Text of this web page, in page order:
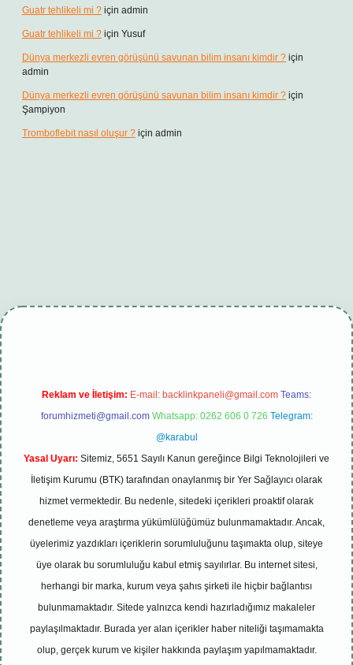
Guatr tehlikeli mi ? için admin
Guatr tehlikeli mi ? için Yusuf
Dünya merkezli evren görüşünü savunan bilim insanı kimdir ? için
admin
Dünya merkezli evren görüşünü savunan bilim insanı kimdir ? için
Şampiyon
Tromboflebit nasıl oluşur ? için admin
girişbetexper güncel
Reklam ve İletişim: E-mail: backlinkpaneli@gmail.com Teams:
forumhizmeti@gmail.com Whatsapp: 0262 606 0 726 Telegram:
@karabul
Yasal Uyarı: Sitemiz, 5651 Sayılı Kanun gereğince Bilgi Teknolojileri ve
İletişim Kurumu (BTK) tarafından onaylanmış bir Yer Sağlayıcı olarak
hizmet vermektedir. Bu nedenle, sitedeki içerikleri proaktif olarak
denetleme veya araştırma yükümlülüğümüz bulunmamaktadır. Ancak,
üyelerimiz yazdıkları içeriklerin sorumluluğunu taşımakta olup, siteye
üye olarak bu sorumluluğu kabul etmiş sayılırlar. Bu internet sitesi,
herhangi bir marka, kurum veya şahıs şirketi ile hiçbir bağlantısı
bulunmamaktadır. Sitede yalnızca kendi hazırladığımız makaleler
paylaşılmaktadır. Burada yer alan içerikler haber niteliği taşımamakta
olup, gerçek kurum ve kişiler hakkında paylaşım yapılmamaktadır.